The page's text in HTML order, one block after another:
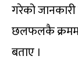
गरेको
छलफलकै
बताए ।